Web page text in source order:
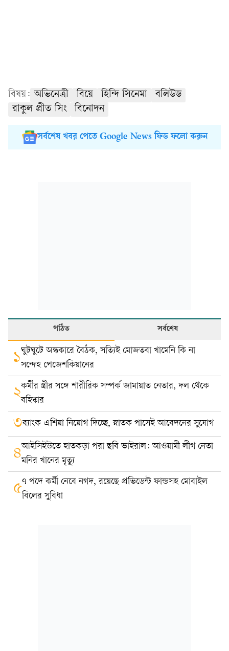
বিষয়: অভিনেত্রী বিয়ে হিন্দি সিনেমা
বলিউড
রাকুল প্রীত সিং
বিনোদন
সর্বশেষ খবর পেতে Google News ফিড ফলো করুন
পঠিত সর্বশেষ
১ঘুটঘুটে অন্ধকারে বৈঠক, সত্যিই মোজতবা খামেনি কি না
সন্দেহ পেজেশকিয়ানের
২কর্মীর স্ত্রীর সঙ্গে শারীরিক সম্পর্ক জামায়াত নেতার, দল থেকে
বহিষ্কার
৩ব্যাংক এশিয়া নিয়োগ দিচ্ছে, স্নাতক পাসেই আবেদনের সুযোগ
৪আইসিইউতে হাতকড়া পরা ছবি ভাইরাল: আওয়ামী লীগ নেতা
মনির খানের মৃত্যু
৫৭ পদে কর্মী নেবে নগদ, রয়েছে প্রভিডেন্ট ফান্ডসহ মোবাইল
বিলের সুবিধা